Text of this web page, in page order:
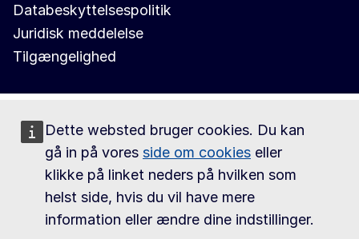
Dette websted bruger cookies. Du kan
gå in på vores side om cookies eller
klikke på linket neders på hvilken som
helst side, hvis du vil have mere
information eller ændre dine indstillinger.
Databeskyttelsespolitik
Juridisk meddelelse
Tilgængelighed